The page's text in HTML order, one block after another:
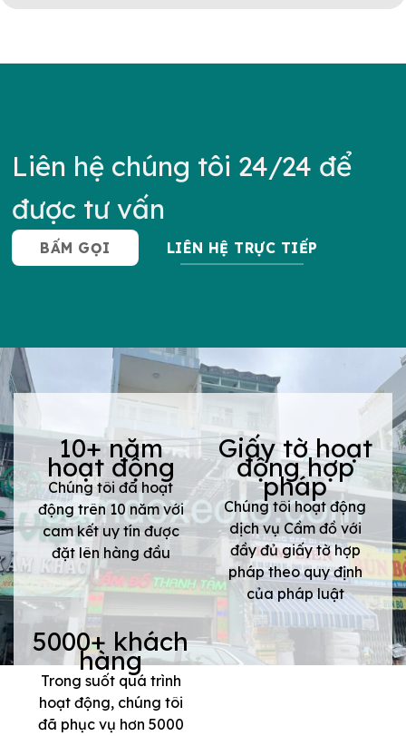
Liên hệ chúng tôi 24/24 để
được tư vấn
BẤM GỌI LIÊN HỆ TRỰC TIẾP
10+ năm
hoạt động
Chúng tôi đã hoạt
động trên 10 năm với
cam kết uy tín được
đặt lên hàng đầu
Giấy tờ hoạt
động hợp
pháp
Chúng tôi hoạt động
dịch vụ Cầm đồ với
đầy đủ giấy tờ hợp
pháp theo quy định
của pháp luật
5000+ khách
hàng
Trong suốt quá trình
hoạt động, chúng tôi
đã phục vụ hơn 5000